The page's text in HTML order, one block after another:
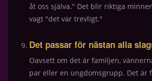
åt oss själva." Det blir riktiga
vagt "det var trevligt."
Det passar för nästan alla
Oavsett om det är familjen,
par eller en ungdomsgrupp. Det är